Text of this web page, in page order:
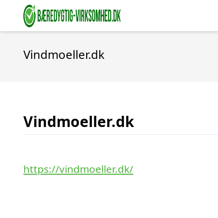
Vindmoeller.dk
Vindmoeller.dk
https://vindmoeller.dk/